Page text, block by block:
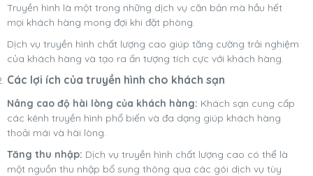
Truyền hình là một trong những dịch vụ căn bản mà hầu hết
mọi khách hàng mong đợi khi đặt phòng.
Dịch vụ truyền hình chất lượng cao giúp tăng cường trải nghiệm
của khách hàng và tạo ra ấn tượng tích cực với khách hàng.
Các lợi ích của truyền hình cho khách sạn
Nâng cao độ hài lòng của khách hàng: Khách sạn cung cấp
các kênh truyền hình phổ biến và đa dạng giúp khách hàng
thoải mái và hài lòng.
Tăng thu nhập: Dịch vụ truyền hình chất lượng cao có thể là
một nguồn thu nhập bổ sung thông qua các gói dịch vụ tùy